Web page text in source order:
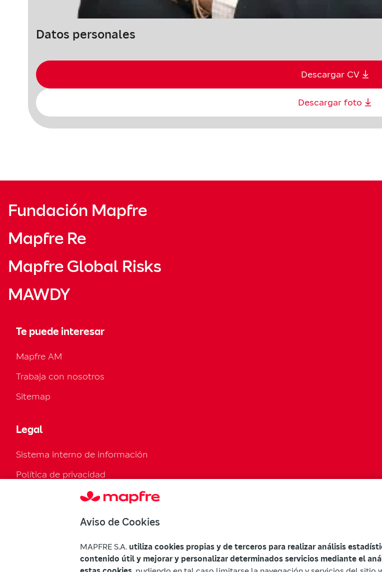
Datos personales
Descargar CV
Descargar foto
Fundación Mapfre
Mapfre Re
Mapfre Global Risks
MAWDY
Te puede interesar
Mapfre AM
Trabaja con nosotros
Sitemap
Legal
Sistema interno de información
Política de privacidad
Política de cookies
Declaración de accesibilidad
Aviso de Cookies
MAPFRE S.A. utiliza cookies propias y de terceros para realizar análisis
contenido útil y mejorar y personalizar determinados servicios mediante el